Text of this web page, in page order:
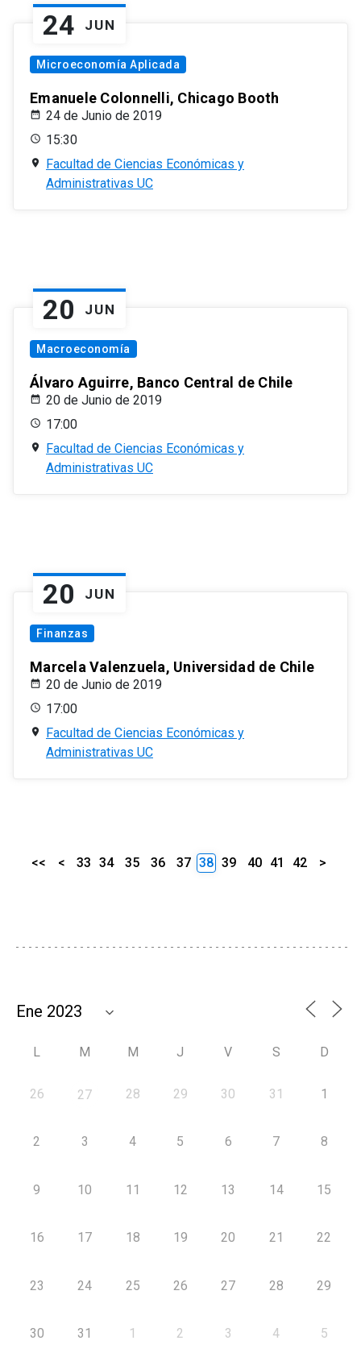
24 JUN
Microeconomía Aplicada
Emanuele Colonnelli, Chicago Booth
24 de Junio de 2019
15:30
Facultad de Ciencias Económicas y
Administrativas UC
20 JUN
Macroeconomía
Álvaro Aguirre, Banco Central de Chile
20 de Junio de 2019
17:00
Facultad de Ciencias Económicas y
Administrativas UC
20 JUN
Finanzas
Marcela Valenzuela, Universidad de Chile
20 de Junio de 2019
17:00
Facultad de Ciencias Económicas y
Administrativas UC
<< < 33 34 35 36 37 38 39 40 41 42 >
L M M J V S D
26 27 28 29 30 31 1
2 3 4 5 6 7 8
9 10 11 12 13 14 15
16 17 18 19 20 21 22
23 24 25 26 27 28 29
30 31 1 2 3 4 5